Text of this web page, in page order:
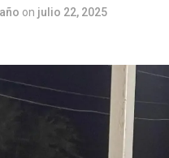
on julio 22, 2025